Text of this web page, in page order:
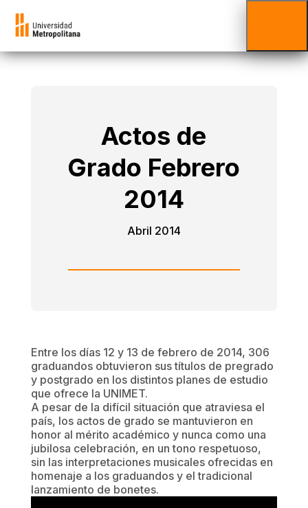
Actos de
Grado Febrero
2014
Abril 2014
Entre los días 12 y 13 de febrero de 2014, 306
graduandos obtuvieron sus títulos de pregrado
y postgrado en los distintos planes de estudio
que ofrece la UNIMET.
A pesar de la difícil situación que atraviesa el
país, los actos de grado se mantuvieron en
honor al mérito académico y nunca como una
jubilosa celebración, en un tono respetuoso,
sin las interpretaciones musicales ofrecidas en
homenaje a los graduandos y el tradicional
lanzamiento de bonetes.